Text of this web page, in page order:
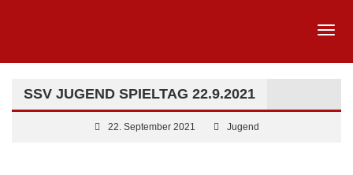
SSV JUGEND SPIELTAG 22.9.2021
22. September 2021 Jugend